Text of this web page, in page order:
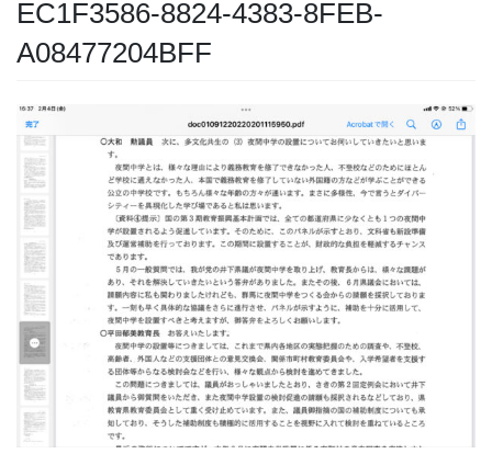
EC1F3586-8824-4383-8FEB-
A08477204BFF